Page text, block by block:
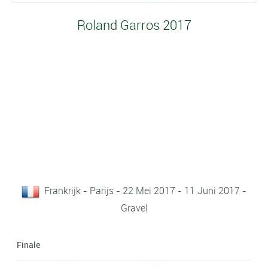
Roland Garros 2017
Frankrijk - Parijs - 22 Mei 2017 - 11 Juni 2017 -
Gravel
Finale